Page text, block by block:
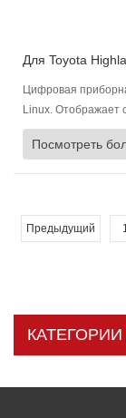
Цифровая
Linux. Отображает
двигателя, уровень
шинах,
Посмотреть
Предыдущий 1